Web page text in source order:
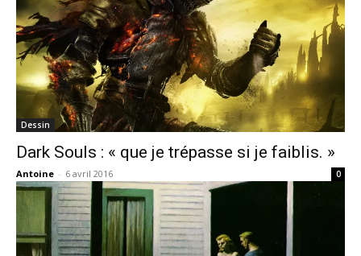
Dessin
Dark Souls : « que je trépasse si je faiblis. »
Antoine - 6 avril 2016 0